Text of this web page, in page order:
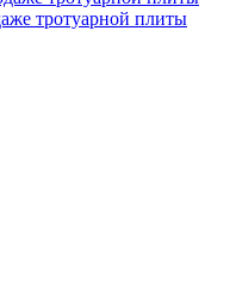
тротуарной плиты